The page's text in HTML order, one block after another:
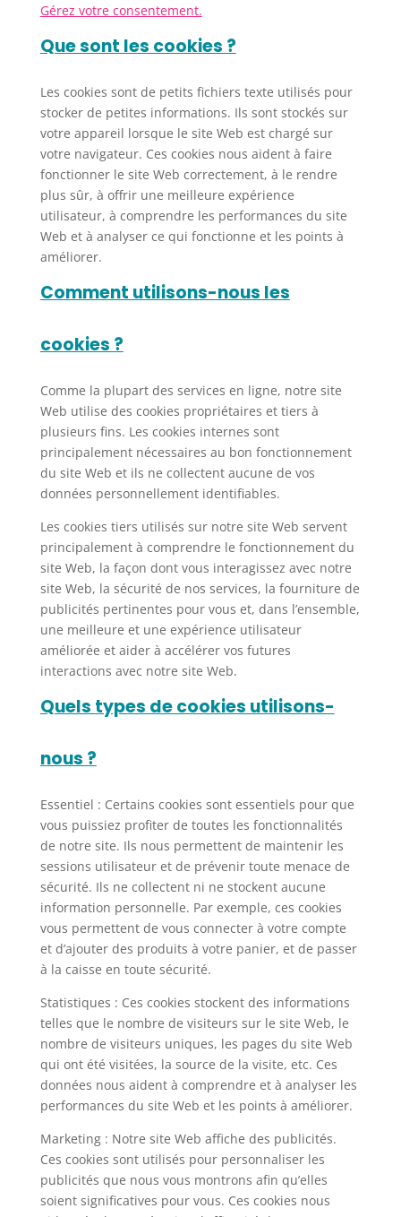
Gérez votre consentement.
Que sont les cookies ?
Les cookies sont de petits fichiers texte utilisés pour
stocker de petites informations. Ils sont stockés sur
votre appareil lorsque le site Web est chargé sur
votre navigateur. Ces cookies nous aident à faire
fonctionner le site Web correctement, à le rendre
plus sûr, à offrir une meilleure expérience
utilisateur, à comprendre les performances du site
Web et à analyser ce qui fonctionne et les points à
améliorer.
Comment utilisons-nous les
cookies ?
Comme la plupart des services en ligne, notre site
Web utilise des cookies propriétaires et tiers à
plusieurs fins. Les cookies internes sont
principalement nécessaires au bon fonctionnement
du site Web et ils ne collectent aucune de vos
données personnellement identifiables.
Les cookies tiers utilisés sur notre site Web servent
principalement à comprendre le fonctionnement du
site Web, la façon dont vous interagissez avec notre
site Web, la sécurité de nos services, la fourniture de
publicités pertinentes pour vous et, dans l’ensemble,
une meilleure et une expérience utilisateur
améliorée et aider à accélérer vos futures
interactions avec notre site Web.
Quels types de cookies utilisons-
nous ?
Essentiel : Certains cookies sont essentiels pour que
vous puissiez profiter de toutes les fonctionnalités
de notre site. Ils nous permettent de maintenir les
sessions utilisateur et de prévenir toute menace de
sécurité. Ils ne collectent ni ne stockent aucune
information personnelle. Par exemple, ces cookies
vous permettent de vous connecter à votre compte
et d’ajouter des produits à votre panier, et de passer
à la caisse en toute sécurité.
Statistiques : Ces cookies stockent des informations
telles que le nombre de visiteurs sur le site Web, le
nombre de visiteurs uniques, les pages du site Web
qui ont été visitées, la source de la visite, etc. Ces
données nous aident à comprendre et à analyser les
performances du site Web et les points à améliorer.
Marketing : Notre site Web affiche des publicités.
Ces cookies sont utilisés pour personnaliser les
publicités que nous vous montrons afin qu’elles
soient significatives pour vous. Ces cookies nous